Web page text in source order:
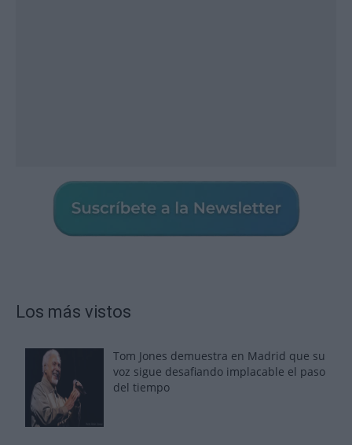
Los más vistos
Tom Jones demuestra en Madrid que su
voz sigue desafiando implacable el paso
del tiempo